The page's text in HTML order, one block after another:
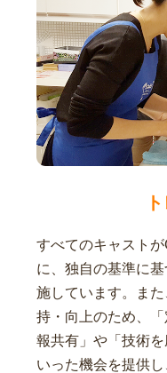
すべてのキャスト
に、独自の基準に
施しています。ま
持・向上のため、
報共有」や「技術
いった機会を提供